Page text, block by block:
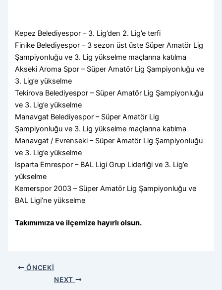
Kepez Belediyespor – 3. Lig’den 2. Lig’e terfi
Finike Belediyespor – 3 sezon üst üste Süper Amatör Lig
Şampiyonluğu ve 3. Lig yükselme maçlarına katılma
Akseki Aroma Spor – Süper Amatör Lig Şampiyonluğu ve
3. Lig’e yükselme
Tekirova Belediyespor – Süper Amatör Lig Şampiyonluğu
ve 3. Lig’e yükselme
Manavgat Belediyespor – Süper Amatör Lig
Şampiyonluğu ve 3. Lig yükselme maçlarına katılma
Manavgat / Evrenseki – Süper Amatör Lig Şampiyonluğu
ve 3. Lig’e yükselme
Isparta Emrespor – BAL Ligi Grup Liderliği ve 3. Lig’e
yükselme
Kemerspor 2003 – Süper Amatör Lig Şampiyonluğu ve
BAL Ligi’ne yükselme
Takımımıza ve ilçemize hayırlı olsun.
ÖNCEKI
NEXT